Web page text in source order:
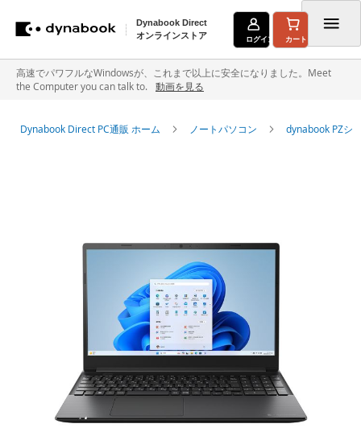
Dynabook Direct
オンラインストア
ログイン カート
高速でパワフルなWindowsが、これまで以上に安全になりました。Meet
the Computer you can talk to.
動画を見る
Dynabook Direct PC通販 ホーム ノートパソコン dynabook PZシ